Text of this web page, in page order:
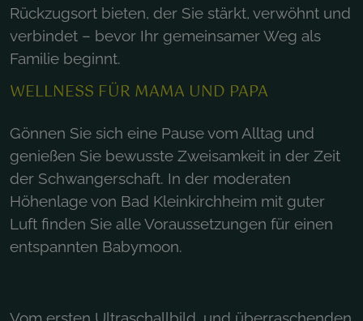
Rückzugsort bieten, der Sie stärkt, verwöhnt und
verbindet – bevor Ihr gemeinsamer Weg als
Familie beginnt.
WELLNESS FÜR MAMA UND PAPA
Gönnen Sie sich eine Pause vom Alltag und
genießen Sie bewusste Zweisamkeit in der Zeit
der Schwangerschaft. In der moderaten
Höhenlage von Bad Kleinkirchheim mit guter
Luft finden Sie alle Voraussetzungen für einen
entspannten Babymoon.